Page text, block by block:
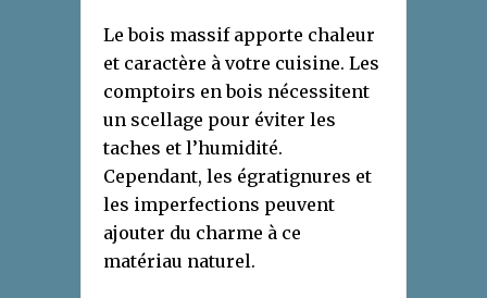
Le bois massif apporte chaleur
et caractère à votre cuisine. Les
comptoirs en bois nécessitent
un scellage pour éviter les
taches et l’humidité.
Cependant, les égratignures et
les imperfections peuvent
ajouter du charme à ce
matériau naturel.